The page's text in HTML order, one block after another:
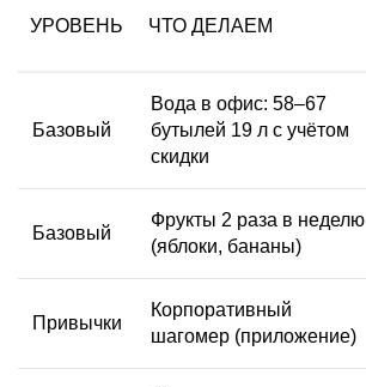
УРОВЕНЬ ЧТО ДЕЛАЕМ
Базовый
Вода в офис: 58–67
бутылей 19 л с учётом
скидки
Базовый
Фрукты 2 раза в неделю
(яблоки, бананы)
Привычки
Корпоративный
шагомер (приложение)